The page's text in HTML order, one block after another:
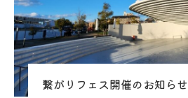
繋がりフェス開催のお知らせ